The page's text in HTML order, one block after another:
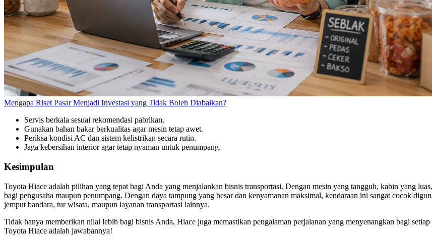
Mengapa Riset Pasar Menjadi Investasi yang Tidak Boleh Diabaikan?
Servis berkala sesuai rekomendasi pabrikan.
Gunakan bahan bakar berkualitas agar mesin tetap awet.
Periksa kondisi AC dan sistem kelistrikan secara rutin.
Jaga kebersihan interior agar tetap nyaman untuk penumpang.
Kesimpulan
Toyota Hiace adalah pilihan yang tepat bagi Anda yang menjalankan bisnis transportasi. Dengan mesin yang tangguh, kabin yang
bagi pengusaha maupun penumpang. Dengan daya tampung yang besar dan kenyamanan maksimal, kendaraan ini sangat cocok
jemput bandara, tur wisata, maupun layanan transportasi lainnya.
Tidak hanya memberikan nilai lebih bagi bisnis Anda, Hiace juga memastikan pengalaman perjalanan yang menyenangkan bagi
Toyota Hiace adalah jawabannya!